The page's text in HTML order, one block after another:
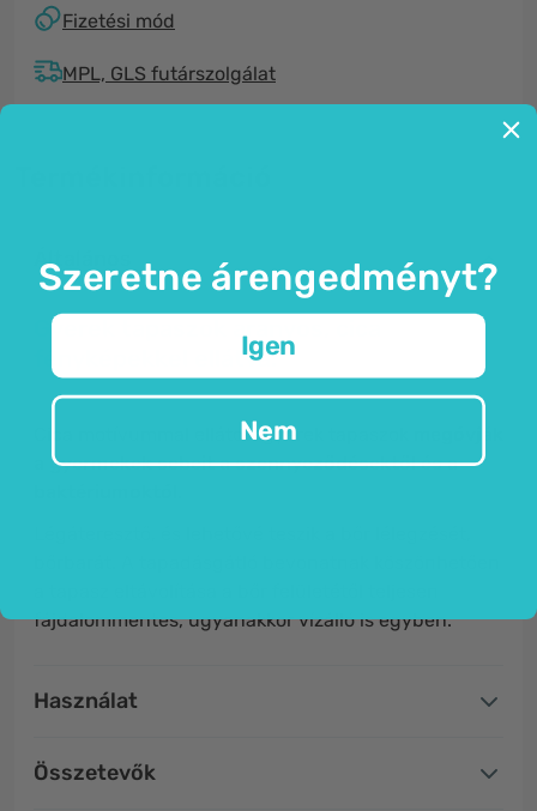
Fizetési mód
MPL, GLS futárszolgálat
Általános
Gyerek tapaszok aranyos, cica
fényképekkel ellátva.
Cica motívummal ellátott gyerek tapaszok
a gyermekek sebeit a szennyeződésektől és a
fájdalommentes, ugyanakkor vízálló is egyben.
Használat
Összetevők
Szeretne árengedményt?
Igen
Nem